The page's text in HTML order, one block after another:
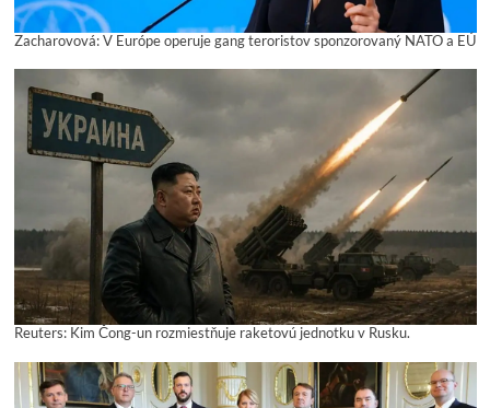
Zacharovová: V Európe operuje gang teroristov sponzorovaný NATO a EÚ
Reuters: Kim Čong-un rozmiestňuje raketovú jednotku v Rusku.